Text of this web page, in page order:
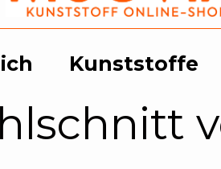
Kunststoffe